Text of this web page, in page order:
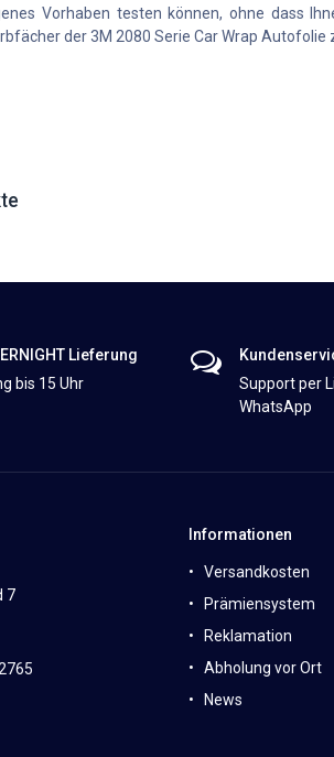
Vorhaben testen können, ohne dass
der 3M 2080 Serie Car Wrap Autofolie
Lieferung
bis 15 Uhr
Support per
WhatsApp
7
Informationen
Versandkosten
Prämiensystem
Reklamation
Abholung vor Ort
News